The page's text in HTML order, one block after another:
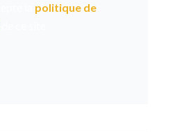
politique de